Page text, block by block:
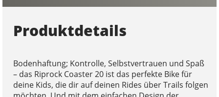
Produktdetails
Bodenhaftung; Kontrolle, Selbstvertrauen und Spaß
– das Riprock Coaster 20 ist das perfekte Bike für
deine Kids, die dir auf deinen Rides über Trails folgen